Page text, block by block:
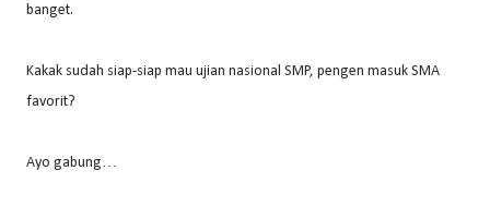
banget.
Kakak sudah siap-siap mau ujian nasional SMP, pengen masuk SMA
favorit?
Ayo gabung…